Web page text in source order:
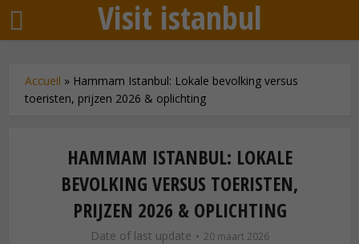
Visit istanbul
Accueil » Hammam Istanbul: Lokale bevolking versus
toeristen, prijzen 2026 & oplichting
HAMMAM ISTANBUL: LOKALE
BEVOLKING VERSUS TOERISTEN,
PRIJZEN 2026 & OPLICHTING
Date of last update 20 maart 2026